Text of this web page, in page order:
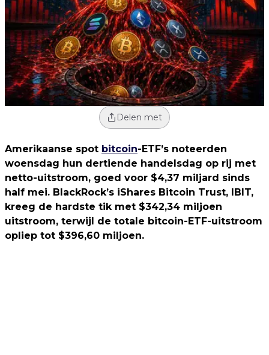
Delen met
Amerikaanse spot bitcoin-ETF’s noteerden
woensdag hun dertiende handelsdag op rij met
netto-uitstroom, goed voor $4,37 miljard sinds
half mei. BlackRock’s iShares Bitcoin Trust, IBIT,
kreeg de hardste tik met $342,34 miljoen
uitstroom, terwijl de totale bitcoin-ETF-uitstroom
opliep tot $396,60 miljoen.